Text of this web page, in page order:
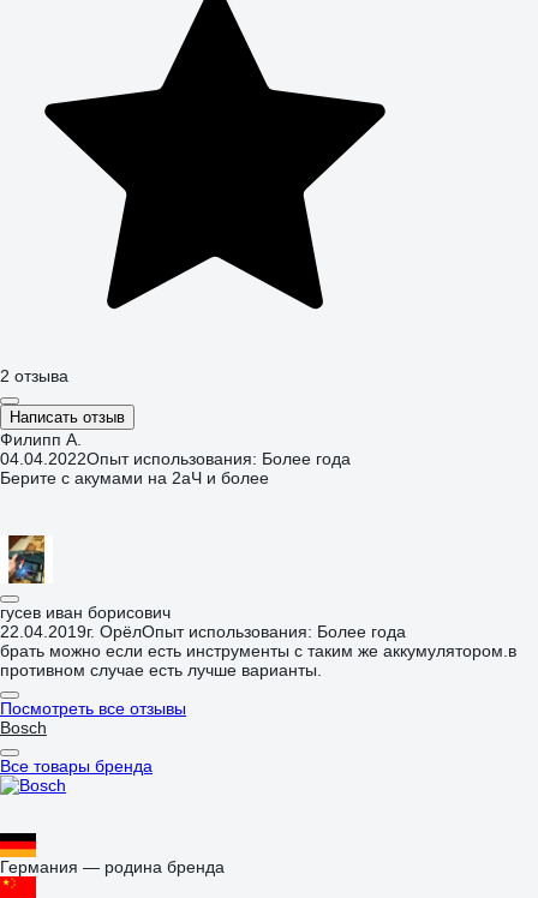
2 отзыва
Написать отзыв
Филипп А.
04.04.2022Опыт использования: Более года
Берите с акумами на 2аЧ и более
гусев иван борисович
22.04.2019г. ОрёлОпыт использования: Более года
брать можно если есть инструменты с таким же аккумулятором.в
противном случае есть лучше варианты.
Посмотреть все отзывы
Bosch
Все товары бренда
Германия — родина бренда